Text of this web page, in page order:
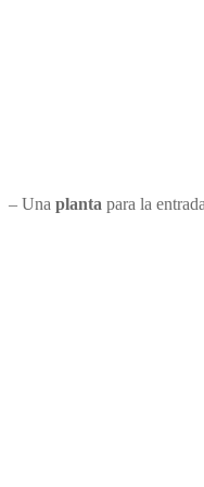
– Una planta para la